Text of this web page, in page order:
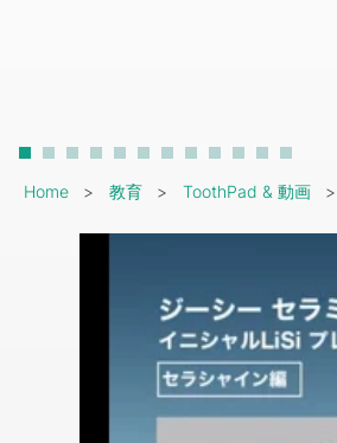
Breadcrumb
Home 教育 ToothPad & 動画